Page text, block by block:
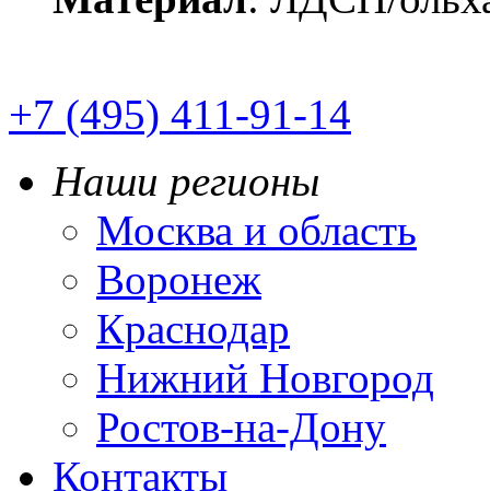
+7 (495) 411-91-14
Наши регионы
Москва и область
Воронеж
Краснодар
Нижний Новгород
Ростов-на-Дону
Контакты